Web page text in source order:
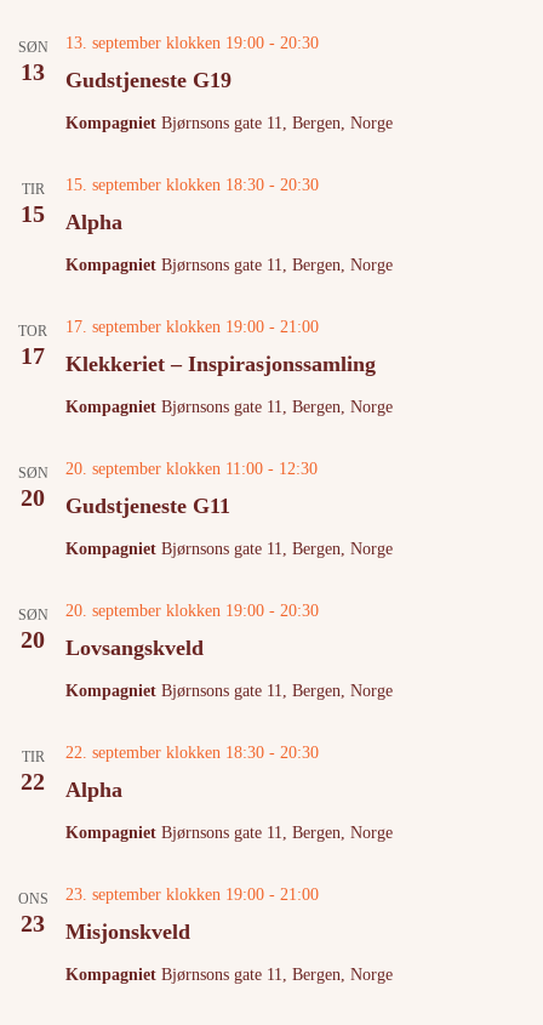
SØN
13 Gudstjeneste G19
13. september klokken 19:00 - 20:30
Kompagniet Bjørnsons gate 11, Bergen, Norge
TIR
15 Alpha
15. september klokken 18:30 - 20:30
Kompagniet Bjørnsons gate 11, Bergen, Norge
TOR
17 Klekkeriet – Inspirasjonssamling
17. september klokken 19:00 - 21:00
Kompagniet Bjørnsons gate 11, Bergen, Norge
SØN
20 Gudstjeneste G11
20. september klokken 11:00 - 12:30
Kompagniet Bjørnsons gate 11, Bergen, Norge
SØN
20 Lovsangskveld
20. september klokken 19:00 - 20:30
Kompagniet Bjørnsons gate 11, Bergen, Norge
TIR
22 Alpha
22. september klokken 18:30 - 20:30
Kompagniet Bjørnsons gate 11, Bergen, Norge
ONS
23 Misjonskveld
23. september klokken 19:00 - 21:00
Kompagniet Bjørnsons gate 11, Bergen, Norge